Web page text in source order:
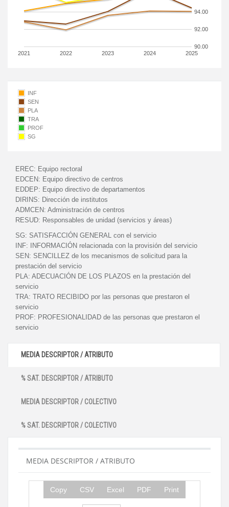
2021 2022 2023 2024 2025
90.00
92.00
94.00
INF
SEN
PLA
TRA
PROF
SG
EREC: Equipo rectoral
EDCEN: Equipo directivo de centros
EDDEP: Equipo directivo de departamentos
DIRINS: Dirección de institutos
ADMCEN: Administración de centros
RESUD: Responsables de unidad (servicios y áreas)
SG: SATISFACCIÓN GENERAL con el servicio
INF:
INFORMACIÓN relacionada con la provisión del servicio
SEN: SENCILLEZ de los mecanismos de solicitud para la
prestación del servicio
PLA: ADECUACIÓN DE LOS PLAZOS en la prestación del
servicio
TRA: TRATO RECIBIDO por las personas que prestaron el
servicio
PROF: PROFESIONALIDAD de las personas que prestaron el
servicio
MEDIA DESCRIPTOR / ATRIBUTO
% SAT. DESCRIPTOR / ATRIBUTO
MEDIA DESCRIPTOR / COLECTIVO
% SAT. DESCRIPTOR / COLECTIVO
MEDIA DESCRIPTOR / ATRIBUTO
Copy CSV Excel PDF Print